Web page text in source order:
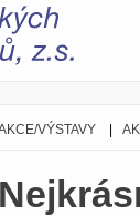
VÝSTAVY